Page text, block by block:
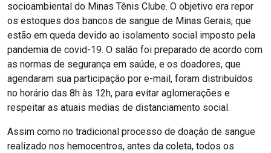
socioambiental do Minas Tênis Clube. O objetivo era repor
os estoques dos bancos de sangue de Minas Gerais, que
estão em queda devido ao isolamento social imposto pela
pandemia de covid-19. O salão foi preparado de acordo com
as normas de segurança em saúde, e os doadores, que
agendaram sua participação por e-mail, foram distribuídos
no horário das 8h às 12h, para evitar aglomerações e
respeitar as atuais medias de distanciamento social.
Assim como no tradicional processo de doação de sangue
realizado nos hemocentros, antes da coleta, todos os